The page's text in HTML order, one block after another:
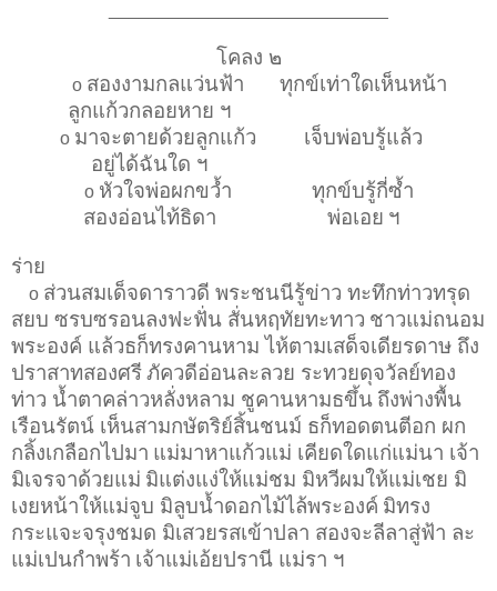
โคลง ๒
o สองงามกลแว่นฟ้า
ทุกข์เท่าใดเห็นหน้า
ลูกแก้วกลอยหาย ฯ
o มาจะตายด้วยลูกแก้ว
เจ็บพ่อบรู้แล้ว
อยู่ได้ฉันใด ฯ
o หัวใจพ่อผกขว้ำ
ทุกข์บรู้กี่ซ้ำ
สองอ่อนไท้ธิดา
พ่อเอย ฯ
ร่าย
o ส่วนสมเด็จดาราวดี พระชนนีรู้ข่าว ทะทึกท่าวทรุด
สยบ ซรบซรอนลงฟะฟั่น สั่นหฤทัยทะทาว ชาวแม่ถนอม
พระองค์ แล้วธก็ทรงคานหาม ไห้ตามเสด็จเดียรดาษ ถึง
ปราสาทสองศรีภัควดีอ่อนละลวย ระทวยดุจวัลย์ทอง
ท่าว น้ำตาคล่าวหลั่งหลาม ชูคานหามธขึ้น ถึงพ่างพื้น
เรือนรัตน์ เห็นสามกษัตริย์สิ้นชนม์ ธก็ทอดตนตีอก ผก
กลิ้งเกลือกไปมา แม่มาหาแก้วแม่ เคียดใดแก่แม่นา เจ้า
มิเจรจาด้วยแม่ มิแต่งแง่ให้แม่ชม มิหวีผมให้แม่เชย มิ
เงยหน้าให้แม่จูบ มิลูบน้ำดอกไม้ไล้พระองค์ มิทรง
กระแจะจรุงชมด มิเสวยรสเข้าปลา สองจะลีลาสู่ฟ้า ละ
แม่เปนกำพร้า เจ้าแม่เอ้ยปรานี แม่รา ฯ